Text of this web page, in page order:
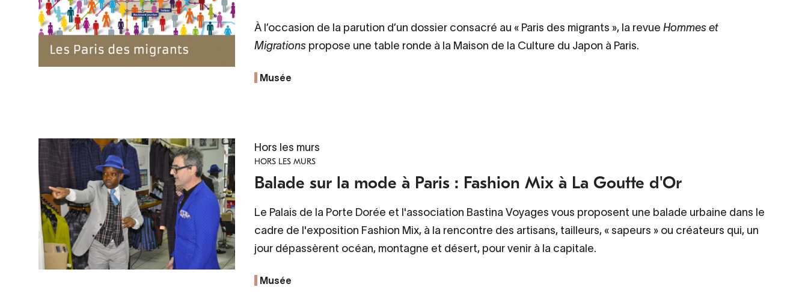
À l’occasion de la parution d’un dossier consacré au « Paris des migrants », la revue Hommes et
Migrations propose une table ronde à la Maison de la Culture du Japon à Paris.
Musée
Hors les murs
HORS LES MURS
Balade sur la mode à Paris : Fashion Mix à La Goutte d'Or
Le Palais de la Porte Dorée et l'association Bastina Voyages vous proposent une balade urbaine dans le
cadre de l'exposition Fashion Mix, à la rencontre des artisans, tailleurs, « sapeurs » ou créateurs qui, un
jour dépassèrent océan, montagne et désert, pour venir à la capitale.
Musée